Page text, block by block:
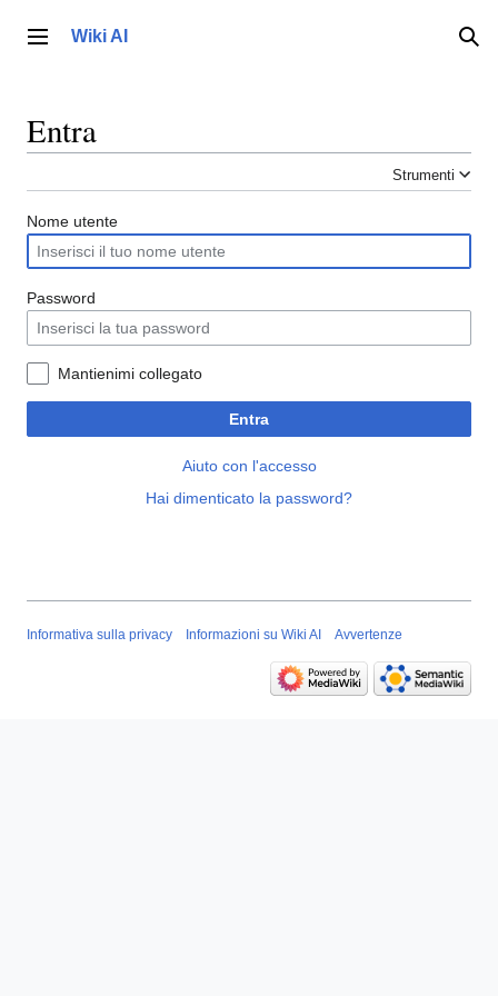
contenutoMenu principale
Wiki AI
Entra
Strumenti
Nome utente
Password
Mantienimi collegato
Entra
Aiuto con l'accesso
Hai dimenticato la password?
Informativa sulla privacy Informazioni su Wiki AI Avvertenze